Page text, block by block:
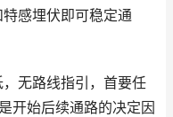
感埋伏即可稳定通
无路线指引，首要任
开始后续通路的决定因